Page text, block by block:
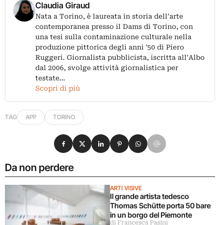
Claudia Giraud
Nata a Torino, è laureata in storia dell’arte
contemporanea presso il Dams di Torino, con
una tesi sulla contaminazione culturale nella
produzione pittorica degli anni '50 di Piero
Ruggeri. Giornalista pubblicista, iscritta all’Albo
dal 2006, svolge attività giornalistica per
testate…
Scopri di più
TAG APP TORINO
Da non perdere
ARTI VISIVE
Il grande artista tedesco
Thomas Schütte porta 50 bare
in un borgo del Piemonte
di Francesca Pasini
Condividi su Facebook
Condividi su X
Condividi su LinkedIn
Condividi su Pinterest
Condividi su WhatsApp
Condividi su Email